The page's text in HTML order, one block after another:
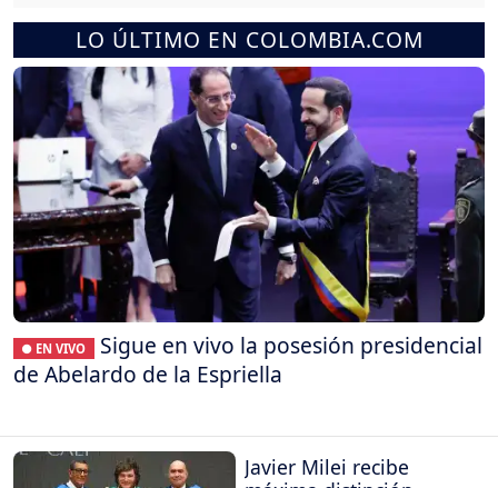
LO ÚLTIMO EN COLOMBIA.COM
● EN VIVO
Sigue en vivo la posesión presidencial
de Abelardo de la Espriella
Javier Milei recibe